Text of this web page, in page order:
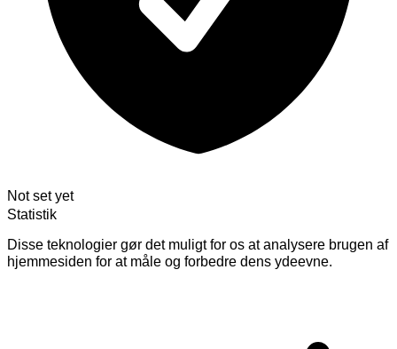
Not set yet
Statistik
Disse teknologier gør det muligt for os at analysere brugen af
hjemmesiden for at måle og forbedre dens ydeevne.